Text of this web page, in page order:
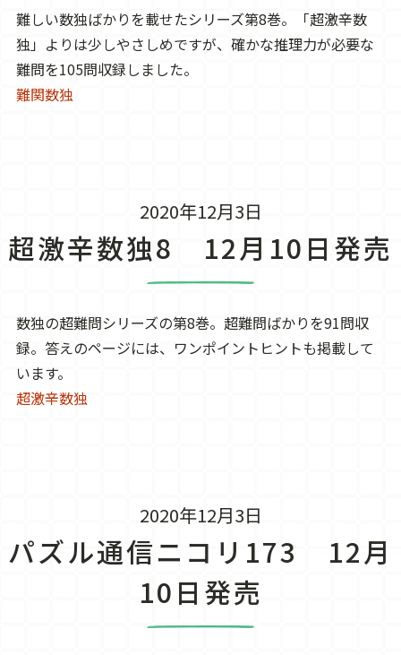
難しい数独ばかりを載せたシリーズ第8巻。「超激辛数
独」よりは少しやさしめですが、確かな推理力が必要な
難問を105問収録しました。
難関数独
2020年12月3日
超激辛数独8 12月10日発売
数独の超難問シリーズの第8巻。超難問ばかりを91問収
録。答えのページには、ワンポイントヒントも掲載して
います。
超激辛数独
2020年12月3日
パズル通信ニコリ173 12月
10日発売